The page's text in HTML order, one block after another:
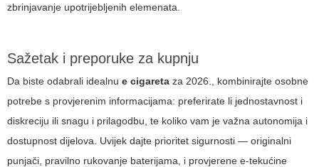
zbrinjavanje upotrijebljenih elemenata.
Sažetak i preporuke za kupnju
Da biste odabrali idealnu e cigareta za 2026., kombinirajte osobne
potrebe s provjerenim informacijama: preferirate li jednostavnost i
diskreciju ili snagu i prilagodbu, te koliko vam je važna autonomija i
dostupnost dijelova. Uvijek dajte prioritet sigurnosti — originalni
punjači, pravilno rukovanje baterijama, i provjerene e-tekućine